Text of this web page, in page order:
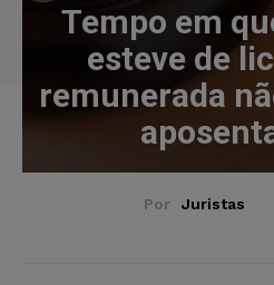
Tempo em
esteve de
remunerada
Por Juristas